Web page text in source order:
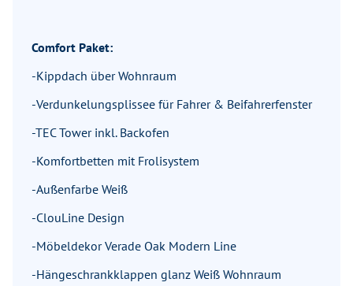
Comfort Paket:
-Kippdach über Wohnraum
-Verdunkelungsplissee für Fahrer & Beifahrerfenster
-TEC Tower inkl. Backofen
-Komfortbetten mit Frolisystem
-Außenfarbe Weiß
-ClouLine Design
-Möbeldekor Verade Oak Modern Line
-Hängeschrankklappen glanz Weiß Wohnraum